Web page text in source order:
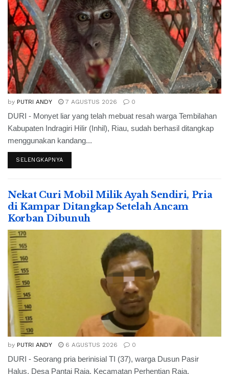
by PUTRI ANDY 7 AGUSTUS 2026 0
DURI - Monyet liar yang telah mebuat resah warga Tembilahan
Kabupaten Indragiri Hilir (Inhil), Riau, sudah berhasil ditangkap
menggunakan kandang...
SELENGKAPNYA
Nekat Curi Mobil Milik Ayah Sendiri, Pria
di Kampar Ditangkap Setelah Ancam
Korban Dibunuh
by PUTRI ANDY 6 AGUSTUS 2026 0
DURI - Seorang pria berinisial TI (37), warga Dusun Pasir
Halus, Desa Pantai Raja, Kecamatan Perhentian Raja,